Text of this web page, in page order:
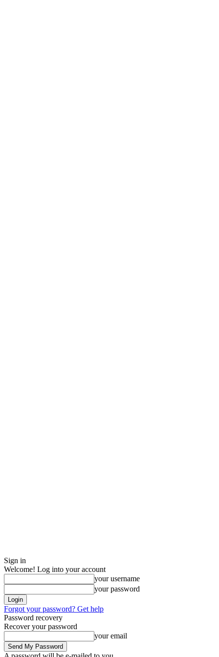
Sign in
Welcome! Log into your account
your username
your password
Forgot your password? Get help
Password recovery
Recover your password
your email